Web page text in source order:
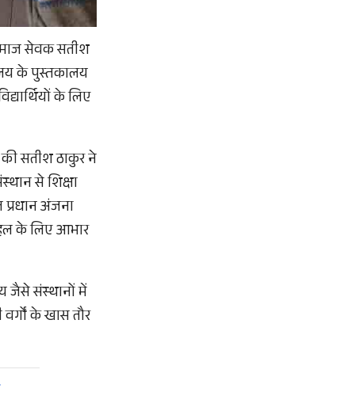
सेवक सतीश
के पुस्तकालय
के लिए
की सतीश ठाकुर ने
से शिक्षा
प्रधान अंजना
के लिए आभार
जैसे संस्थानों में
के खास तौर